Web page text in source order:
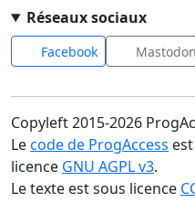
Réseaux sociaux
Facebook Mastodon
Copyleft 2015-2026
Lecode de ProgAccess
licence GNU AGPL v3.
Le texte est sous licence